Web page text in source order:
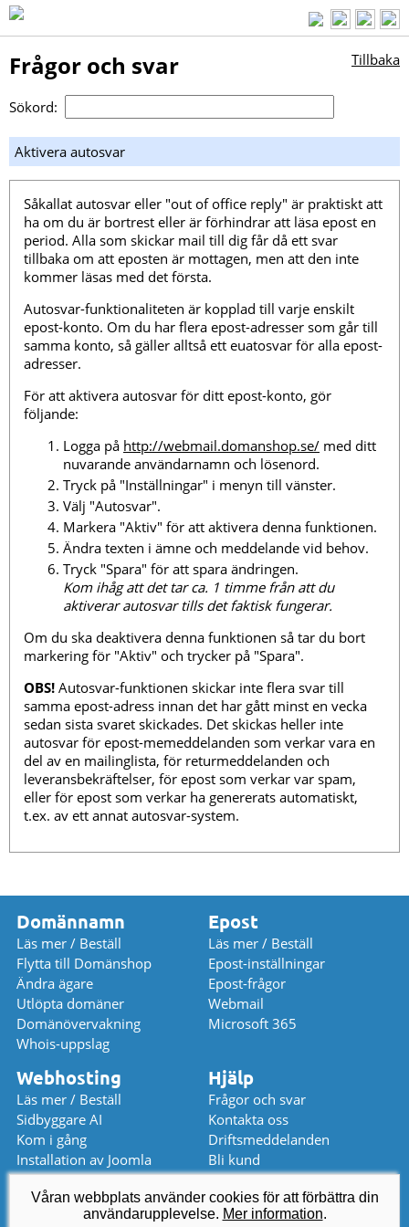
Frågor och svar Tillbaka
Sökord:
Aktivera autosvar
Såkallat autosvar eller "out of office reply" är praktiskt att
ha om du är bortrest eller är förhindrar att läsa epost en
period. Alla som skickar mail till dig får då ett svar
tillbaka om att eposten är mottagen, men att den inte
kommer läsas med det första.
Autosvar-funktionaliteten är kopplad till varje enskilt
epost-konto. Om du har flera epost-adresser som går till
samma konto, så gäller alltså ett euatosvar för alla epost-
adresser.
För att aktivera autosvar för ditt epost-konto, gör
följande:
Logga på http://webmail.domanshop.se/ med ditt
nuvarande användarnamn och lösenord.
Tryck på "Inställningar" i menyn till vänster.
Välj "Autosvar".
Markera "Aktiv" för att aktivera denna funktionen.
Ändra texten i ämne och meddelande vid behov.
Tryck "Spara" för att spara ändringen.
Kom ihåg att det tar ca. 1 timme från att du
aktiverar autosvar tills det faktisk fungerar.
Om du ska deaktivera denna funktionen så tar du bort
markering för "Aktiv" och trycker på "Spara".
OBS! Autosvar-funktionen skickar inte flera svar till
samma epost-adress innan det har gått minst en vecka
sedan sista svaret skickades. Det skickas heller inte
autosvar för epost-memeddelanden som verkar vara en
del av en mailinglista, för returmeddelanden och
leveransbekräftelser, för epost som verkar var spam,
eller för epost som verkar ha genererats automatiskt,
t.ex. av ett annat autosvar-system.
Domännamn
Läs mer / Beställ
Flytta till Domänshop
Ändra ägare
Utlöpta domäner
Domänövervakning
Whois-uppslag
Epost
Läs mer / Beställ
Epost-inställningar
Epost-frågor
Webmail
Microsoft 365
Webhosting
Läs mer / Beställ
Sidbyggare AI
Kom i gång
Installation av Joomla
Installation av WordPress
Hjälp
Frågor och svar
Kontakta oss
Driftsmeddelanden
Bli kund
Prislista
kundservice@domanshop.se
Våran webbplats använder cookies för att förbättra din
användarupplevelse. Mer information.